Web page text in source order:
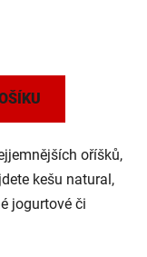
oříšků,
kešu natural,
jogurtové či